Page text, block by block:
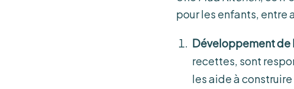
pour les enfants, entre
Développement de
recettes, sont
les aide à